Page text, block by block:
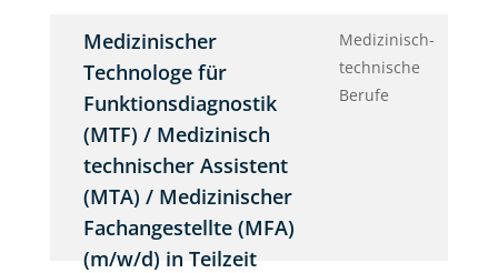
Medizinischer
Technologe für
Funktionsdiagnostik
(MTF) / Medizinisch
technischer Assistent
(MTA) / Medizinischer
Fachangestellte (MFA)
(m/w/d) in Teilzeit
Medizinisch-
technische
Berufe